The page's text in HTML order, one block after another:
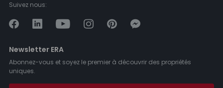
Suivez nous:
Newsletter ERA
Abonnez-vous et soyez le premier à découvrir des propriétés
uniques.